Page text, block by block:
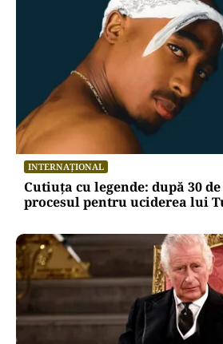
Inflația a scăzut în
economia rămâne
Oficiuldestiri.ro
Atacurile
vulnerabilitățile
repetă scenariul
comunicările
pentru mentenanța
publice
Alte Articole